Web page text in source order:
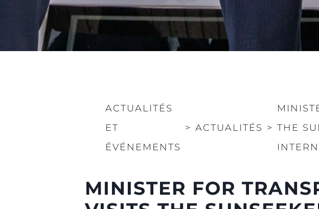
ACTUALITÉS
ET
ÉVÉNEMENTS
> ACTUALITÉS > THE
MINISTER FOR